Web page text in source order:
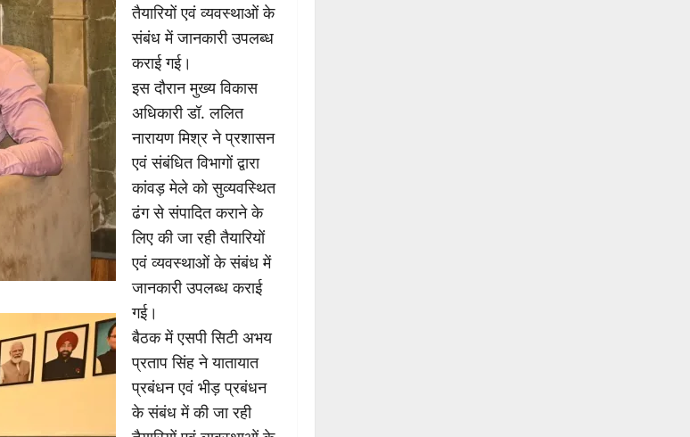
तैयारियों एवं व्यवस्थाओं के
संबंध में जानकारी उपलब्ध
कराई गई।
इस दौरान मुख्य विकास
अधिकारी डॉ. ललित
नारायण मिश्र ने प्रशासन
एवं संबंधित विभागों द्वारा
कांवड़ मेले को सुव्यवस्थित
ढंग से संपादित कराने के
लिए की जा रही तैयारियों
एवं व्यवस्थाओं के संबंध में
जानकारी उपलब्ध कराई
गई।
बैठक में एसपी सिटी अभय
प्रताप सिंह ने यातायात
प्रबंधन एवं भीड़ प्रबंधन
के संबंध में की जा रही